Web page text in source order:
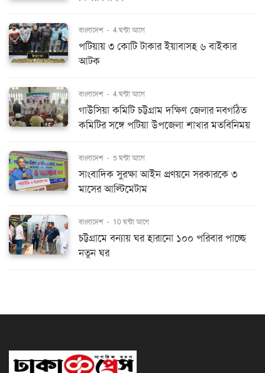
বাংলাদেশ - 4 ঘন্টা আগে
পটিয়ায় ৩ কোটি টাকার ইয়াবাসহ ৬ বাইকার
আটক
বাংলাদেশ - 4 ঘন্টা আগে
গাউসিয়া কমিটি চট্টগ্রাম দক্ষিণ জেলার নবগঠিত
কমিটির সঙ্গে পটিয়া উপজেলা শাখার মতবিনিময়
বাংলাদেশ - 5 ঘন্টা আগে
সাংবাদিক সুরক্ষা আইন প্রণয়নে সরকারকে ৩
মাসের আল্টিমেটাম
বাংলাদেশ - 10 ঘন্টা আগে
চট্টগ্রামে বন্যায় ঘর হারানো ১০০ পরিবার পাচ্ছে
নতুন ঘর